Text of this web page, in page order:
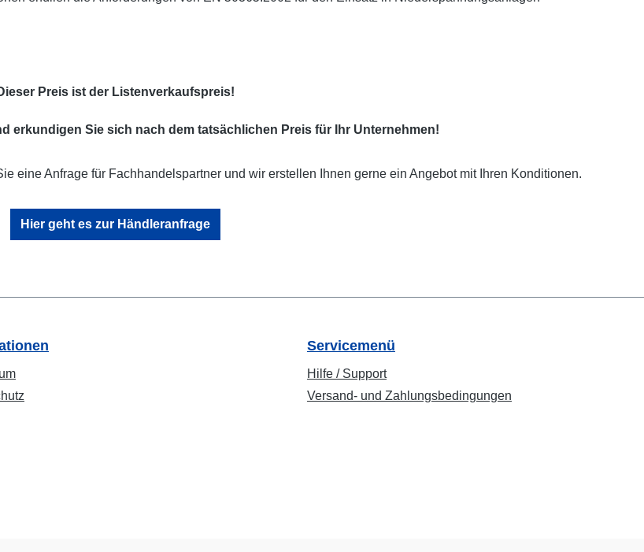
Preis ist der Listenverkaufspreis!
erkundigen Sie sich nach dem tatsächlichen Preis für Ihr Unternehmen!
eine Anfrage für Fachhandelspartner und wir erstellen Ihnen gerne ein Angebot mit Ihren Konditionen.
Hier geht es zur Händleranfrage
Servicemenü
Hilfe / Support
Versand- und Zahlungsbedingungen